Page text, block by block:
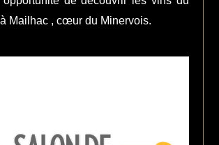
Mailhac , cœur du Minervois.